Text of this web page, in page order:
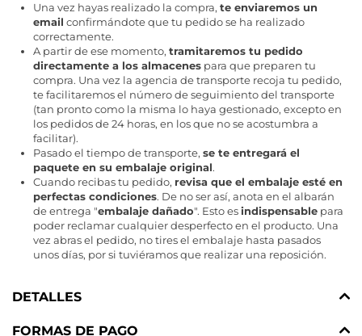
Una vez hayas realizado la compra, te enviaremos un
email confirmándote que tu pedido se ha realizado
correctamente.
A partir de ese momento, tramitaremos tu pedido
directamente a los almacenes para que preparen tu
compra. Una vez la agencia de transporte recoja tu pedido,
te facilitaremos el número de seguimiento del transporte
(tan pronto como la misma lo haya gestionado, excepto en
los pedidos de 24 horas, en los que no se acostumbra a
facilitar).
Pasado el tiempo de transporte, se te entregará el
paquete en su embalaje original.
Cuando recibas tu pedido, revisa que el embalaje esté en
perfectas condiciones. De no ser así, anota en el albarán
de entrega "embalaje dañado". Esto esindispensable para
poder reclamar cualquier desperfecto en el producto. Una
vez abras el pedido, no tires el embalaje hasta pasados
unos días, por si tuviéramos que realizar una reposición.
DETALLES
FORMAS DE PAGO